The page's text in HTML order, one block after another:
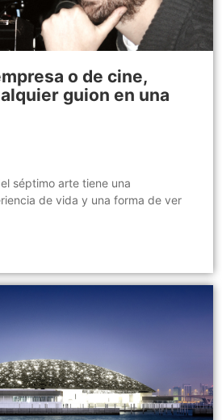
o de cine,
guion en una
séptimo arte tiene una
de vida y una forma de ver